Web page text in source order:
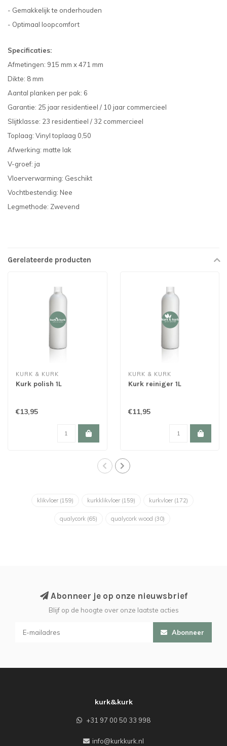
- Gemakkelijk te onderhouden
- Optimaal loopcomfort
Specificaties:
Afmetingen: 915 mm x 471 mm
Dikte: 8 mm
Aantal planken per pak: 6
Garantie: 25 jaar residentieel / 10 jaar commercieel
Slijtklasse: 23 residentieel / 32 commercieel
Toplaag: Vinyl toplaag 0,50
Afwerking: matte lak
V-groef: ja
Vloerverwarming: Geschikt
Vochtbestendig: Nee
Legmethode: Zwevend
Gerelateerde producten
KURK & KURK
Kurk polish 1L
€13,95
KURK & KURK
Kurk reiniger 1L
€11,95
klikvloer (159) kurkklikvloer (159) kurkvloer (172)
qualycork (65) qualycork wood (30)
Abonneer je op onze nieuwsbrief
Blijf op de hoogte over onze laatste acties
Abonneer
kurk&kurk
+31 97 00 50 33 998
info@kurkkurk.nl